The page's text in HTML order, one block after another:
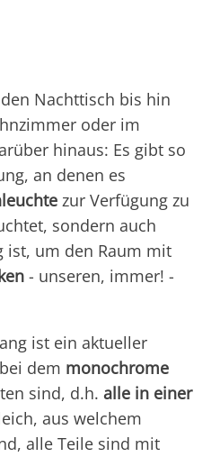
Nachttisch bis hin
oder im
hinaus: Es gibt so
an denen es
zur Verfügung zu
sondern auch
ist, um den Raum mit
- unseren, immer! -
ist ein aktueller
dem monochrome
sind, d.h. alle in einer
aus welchem
alle Teile sind mit